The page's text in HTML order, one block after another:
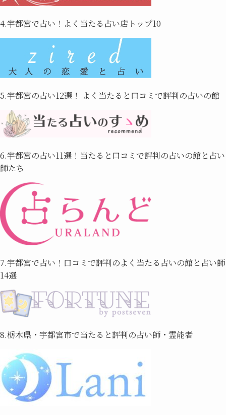
4.宇都宮で占い！よく当たる占い店トップ10
5.宇都宮の占い12選！ よく当たると口コミで評判の占いの館
6.宇都宮の占い11選！当たると口コミで評判の占いの館と占い
師たち
7.宇都宮で占い！口コミで評判のよく当たる占いの館と占い師
14選
8.栃木県・宇都宮市で当たると評判の占い師・霊能者